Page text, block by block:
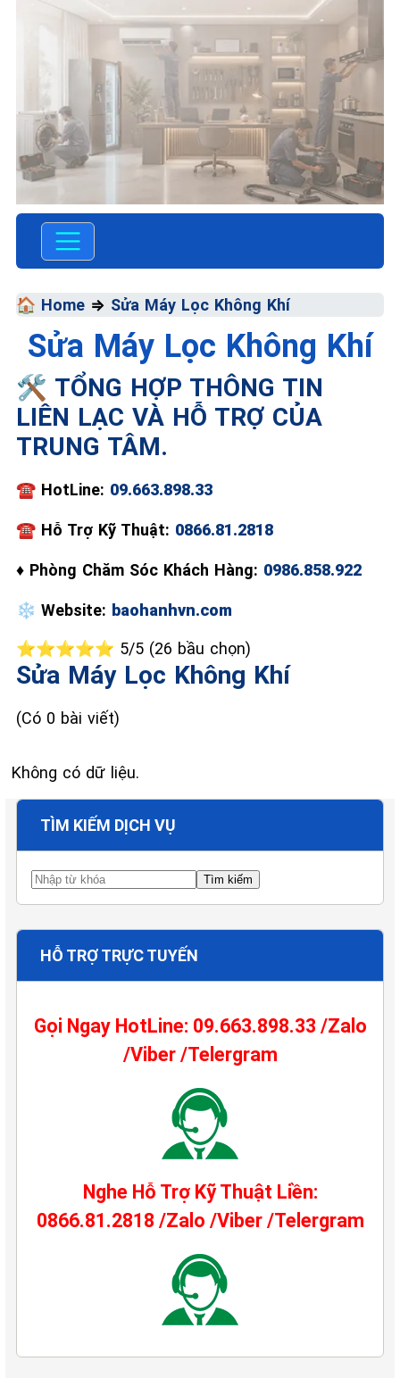
TRUNG TÂM BẢO HÀNH
ĐIỆN MÁY VN
BẢO HÀNH
Chất Lượng Tối Ưu - Giá
Thành Tối Thiểu - Dịch Vụ Tối
📞 09.663.898.33
🏠 Home ⇒ Sửa Máy Lọc Không Khí
Sửa Máy Lọc Không Khí
🛠️ TỔNG HỢP THÔNG TIN
LIÊN LẠC VÀ HỖ TRỢ CỦA
TRUNG TÂM.
☎️ HotLine: 09.663.898.33
☎ Hỗ Trợ Kỹ Thuật: 0866.81.2818
♦ Phòng Chăm Sóc Khách Hàng: 0986.858.922
❄️ Website: baohanhvn.com
⭐⭐⭐⭐⭐ 5/5 (26 bầu chọn)
Sửa Máy Lọc Không Khí
(Có 0 bài viết)
Không có dữ liệu.
TÌM KIẾM DỊCH VỤ
HỖ TRỢ TRỰC TUYẾN
Gọi Ngay HotLine: 09.663.898.33 /Zalo
/Viber /Telergram
Nghe Hỗ Trợ Kỹ Thuật Liền:
0866.81.2818 /Zalo /Viber /Telergram